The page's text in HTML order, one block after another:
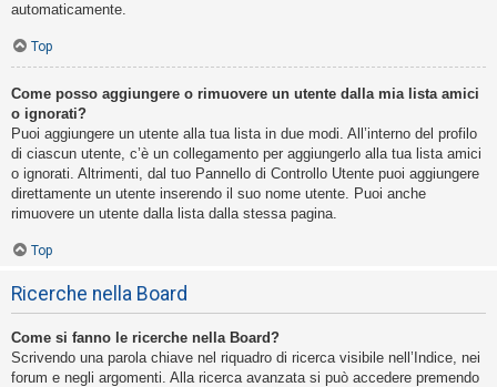
automaticamente.
Top
Come posso aggiungere o rimuovere un utente dalla mia lista amici
o ignorati?
Puoi aggiungere un utente alla tua lista in due modi. All’interno del profilo
di ciascun utente, c’è un collegamento per aggiungerlo alla tua lista amici
o ignorati. Altrimenti, dal tuo Pannello di Controllo Utente puoi aggiungere
direttamente un utente inserendo il suo nome utente. Puoi anche
rimuovere un utente dalla lista dalla stessa pagina.
Top
Ricerche nella Board
Come si fanno le ricerche nella Board?
Scrivendo una parola chiave nel riquadro di ricerca visibile nell’Indice, nei
forum e negli argomenti. Alla ricerca avanzata si può accedere premendo